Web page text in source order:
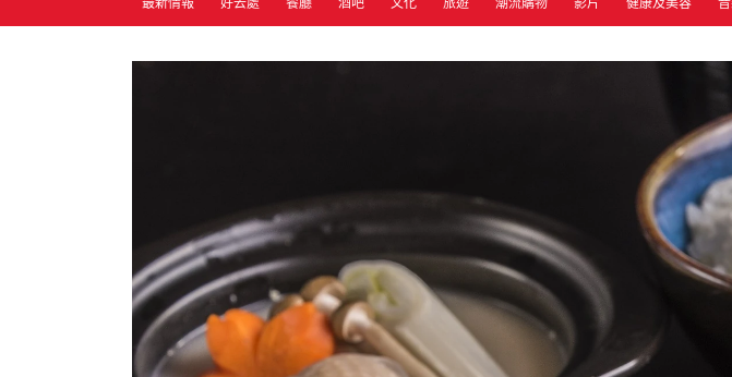
最新情報 好去處 餐廳 酒吧 文化 旅遊 潮流購物 影片 健康及美容